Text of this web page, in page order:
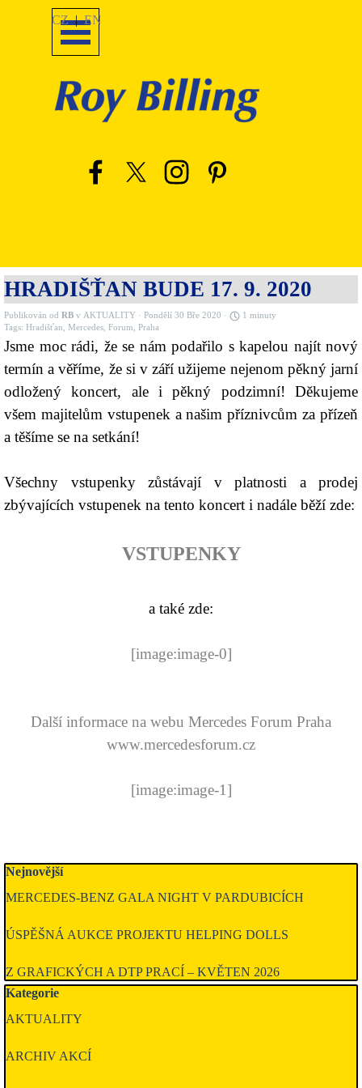
Přejít na obsah
Přeskočit menu
CZ|EN
HRADIŠŤAN BUDE 17. 9. 2020
Publikován od RB v AKTUALITY · Pondělí 30 Bře 2020 ·
1 minuty
Tags: Hradišťan Mercedes Forum Praha
Jsme moc rádi, že se nám podařilo s kapelou najít nový
termín a věříme, že si v září užijeme nejenom pěkný jarní
odložený koncert, ale i pěkný podzimní! Děkujeme
všem majitelům vstupenek a našim příznivcům za přízeň
a těšíme se na setkání!
Všechny vstupenky zůstávají v platnosti a prodej
zbývajících vstupenek na tento koncert i nadále běží zde:
VSTUPENKY
a také zde:
[image:image-0]
Další informace na webu Mercedes Forum Praha
www.mercedesforum.cz
[image:image-1]
Přeskočit blok Nejnovější
Nejnovější
MERCEDES-BENZ GALA NIGHT V PARDUBICÍCH
ÚSPĚŠNÁ AUKCE PROJEKTU HELPING DOLLS
Z GRAFICKÝCH A DTP PRACÍ – KVĚTEN 2026
Přeskočit blok Kategorie
Kategorie
AKTUALITY
ARCHIV AKCÍ